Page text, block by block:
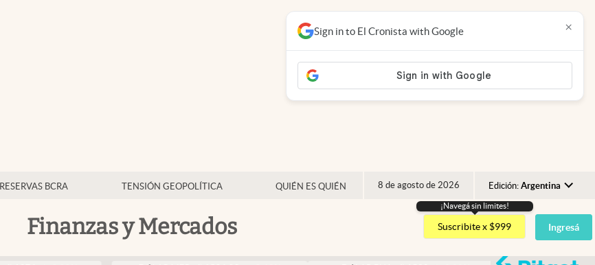
RESERVAS BCRA TENSIÓN GEOPOLÍTICA QUIÉN ES QUIÉN 8 de agosto de 2026 Edición: Argentina
Argentina
España
Finanzas y Mercados
¡Navegá sin limites!
Suscribite x $999 Ingresá
Sign in to El Cronista with Google ×